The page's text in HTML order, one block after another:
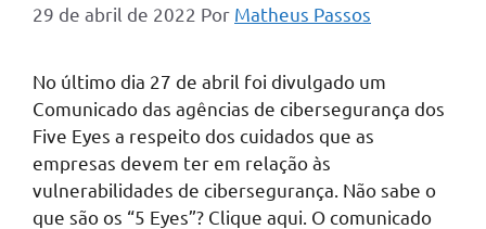
29 de abril de 2022 Por Matheus Passos
No último dia 27 de abril foi divulgado um
Comunicado das agências de cibersegurança dos
Five Eyes a respeito dos cuidados que as
empresas devem ter em relação às
vulnerabilidades de cibersegurança. Não sabe o
que são os “5 Eyes”? Clique aqui. O comunicado